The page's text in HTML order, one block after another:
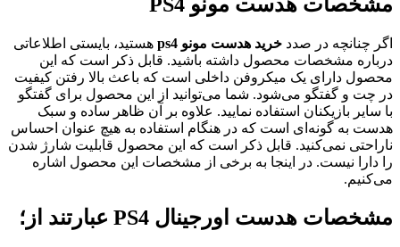
اگر چنانچه در صدد خرید هدست مونو ps4
هستید، بایستی اطلاعاتی
درباره مشخصات محصول داشته باشید. قابل ذکر است که این
محصول دارای یک میکروفن داخلی است که باعث بالا رفتن کیفیت
در چت و گفتگو می‌شود. شما می‌توانید از این محصول برای گفتگو
با سایر بازیکنان استفاده نمایید. علاوه بر آن ظاهر ساده و سبک
هدست به گونه‌ای است که در هنگام استفاده به هیچ عنوان احساس
ناراحتی نمی‌کنید. قابل ذکر است که این محصول قابلیت شارژ شدن
را دارا نیست. در اینجا به برخی از مشخصات این محصول اشاره
می‌کنیم.
مشخصات هدست اورجینال PS4 عبارتند از؛